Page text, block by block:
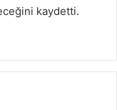
kaydetti.